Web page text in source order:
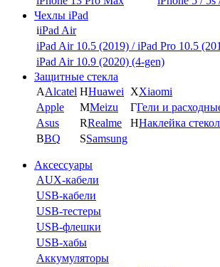
Чехлы iPad
iiPad Air
iPad Air 10.5 (2019) / iPad Pro 10.5
iPad Air 10.9 (2020) (4-gen)
Защитные стекла
AAlcatel HHuawei XXiaomi
Apple
MMeizu ГГели и
Asus
RRealme ННаклейка стекол
BBQ SSamsung
Аксессуары
AUX-кабели
USB-кабели
USB-тестеры
USB-флешки
USB-хабы
Аккумуляторы